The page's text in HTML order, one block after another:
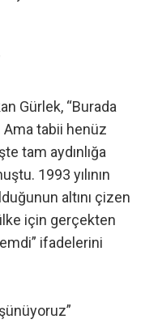
Gürlek, “Burada
Ama tabii henüz
tam aydınlığa
1993 yılının
altını çizen
için gerçekten
ifadelerini